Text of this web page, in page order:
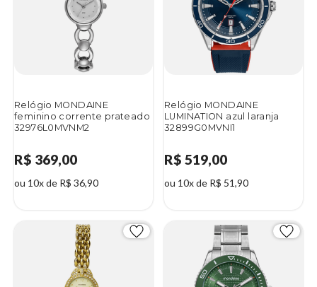
Relógio MONDAINE
feminino corrente prateado
32976L0MVNM2
R$ 369,00
ou 10x de R$ 36,90
Relógio MONDAINE
LUMINATION azul laranja
32899G0MVNI1
R$ 519,00
ou 10x de R$ 51,90